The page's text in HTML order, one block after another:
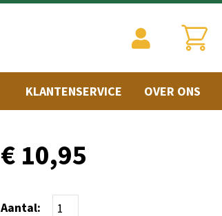
KLANTENSERVICE OVER ONS
€ 10,95
Aantal: